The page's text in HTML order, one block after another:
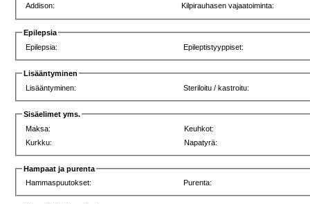
Addison:
Kilpirauhasen vajaatoiminta:
Epilepsia
Epilepsia:
Epileptistyyppiset:
Lisääntyminen
Lisääntyminen:
Steriloitu / kastroitu:
Sisäelimet yms.
Maksa:
Keuhkot:
Kurkku:
Napatyrä:
Hampaat ja purenta
Hammaspuutokset:
Purenta: